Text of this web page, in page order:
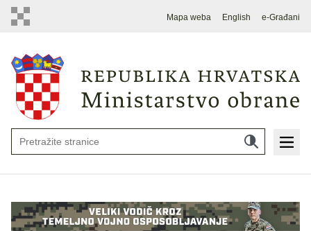
Mapa weba English e-Građani